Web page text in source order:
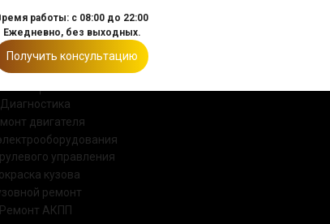
работы: с 08:00 до 22:00
Ежедневно, без выходных.
Получить консультацию
Диагностика
двигателя
управления
кузова
ремонт
Ремонт АКПП